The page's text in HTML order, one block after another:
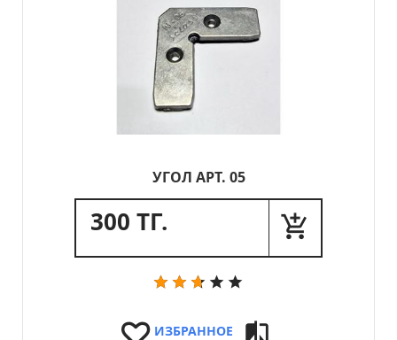
УГОЛ АРТ. 05
300 ТГ.
ИЗБРАННОЕ